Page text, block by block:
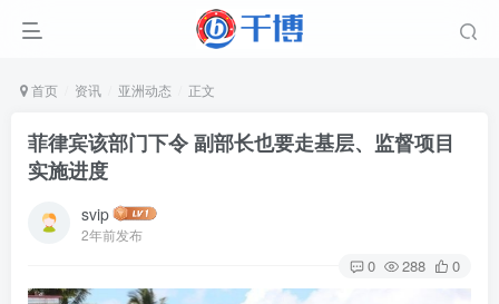
首页 资讯 亚洲动态 正文
菲律宾该部门下令 副部长也要走基层、监督项目
实施进度
svip
2年前发布
0 288 0